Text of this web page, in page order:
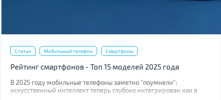
Статьи Мобильный телефон Смартфоны
Рейтинг смартфонов - Топ 15 моделей 2025 года
В 2025 году мобильные телефоны заметно "поумнели":
искусственный интеллект теперь глубоко интегрирован как в